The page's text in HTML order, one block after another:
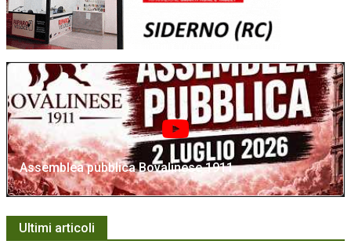
Assemblea pubblica Bovalinese 1911
Ultimi articoli